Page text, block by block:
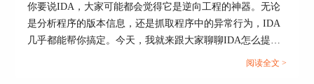
你要说IDA，大家可能都会觉得它是逆向工程的神器。无论
是分析程序的版本信息，还是抓取程序中的异常行为，IDA
几乎都能帮你搞定。今天，我就来跟大家聊聊IDA怎么提取
程序的版本信息，如何用IDA软件分析程序的异常行为，还
阅读全文 >